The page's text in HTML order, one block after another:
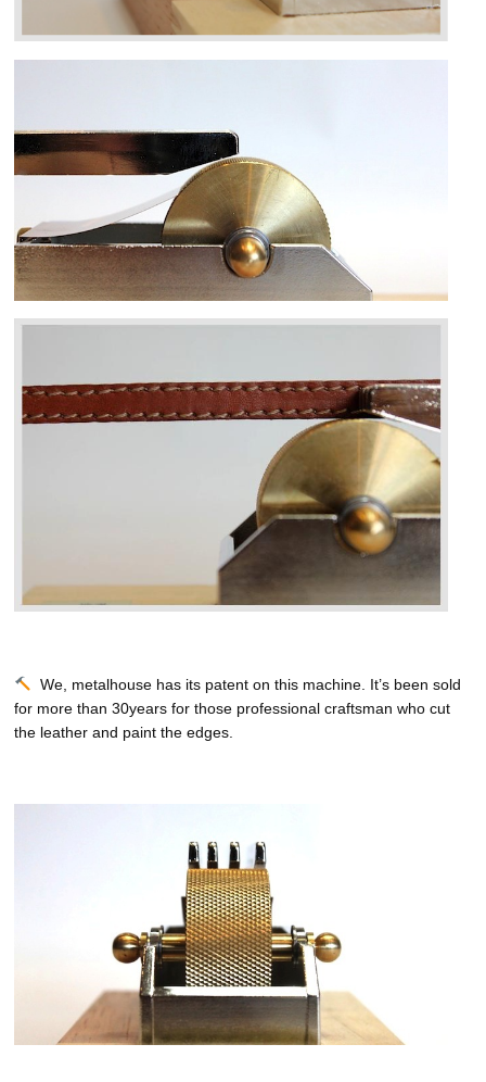
We, metalhouse has its patent on this machine. It’s been sold
for more than 30years for those professional craftsman who cut
the leather and paint the edges.